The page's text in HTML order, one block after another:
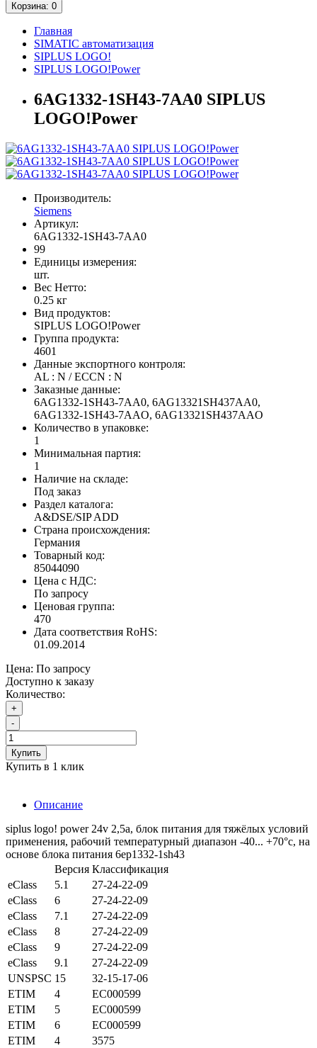
Корзина: 0
Главная
SIMATIC автоматизация
SIPLUS LOGO!
SIPLUS LOGO!Power
6AG1332-1SH43-7AA0 SIPLUS
LOGO!Power
Производитель:
Siemens
Артикул:
6AG1332-1SH43-7AA0
99
Единицы измерения:
шт.
Вес Нетто:
0.25 кг
Вид продуктов:
SIPLUS LOGO!Power
Группа продукта:
4601
Данные экспортного контроля:
AL : N / ECCN : N
Заказные данные:
6AG1332-1SH43-7AA0, 6AG13321SH437AA0,
6AG1332-1SH43-7AAO, 6AG13321SH437AAO
Количество в упаковке:
1
Минимальная партия:
1
Наличие на складе:
Под заказ
Раздел каталога:
A&DSE/SIP ADD
Страна происхождения:
Германия
Товарный код:
85044090
Цена с НДС:
По запросу
Ценовая группа:
470
Дата соответствия RoHS:
01.09.2014
Цена: По запросу
Доступно к заказу
Количество:
+
-
Купить
Купить в 1 клик
Описание
siplus logo! power 24v 2,5a, блок питания для тяжёлых условий
применения, рабочий температурный диапазон -40... +70°c, на
основе блока питания 6ep1332-1sh43
Версия Классификация
eClass
5.1
27-24-22-09
eClass
6
27-24-22-09
eClass
7.1
27-24-22-09
eClass
8
27-24-22-09
eClass
9
27-24-22-09
eClass
9.1
27-24-22-09
UNSPSC 15
32-15-17-06
ETIM
4
EC000599
ETIM
5
EC000599
ETIM
6
EC000599
ETIM
4 3575